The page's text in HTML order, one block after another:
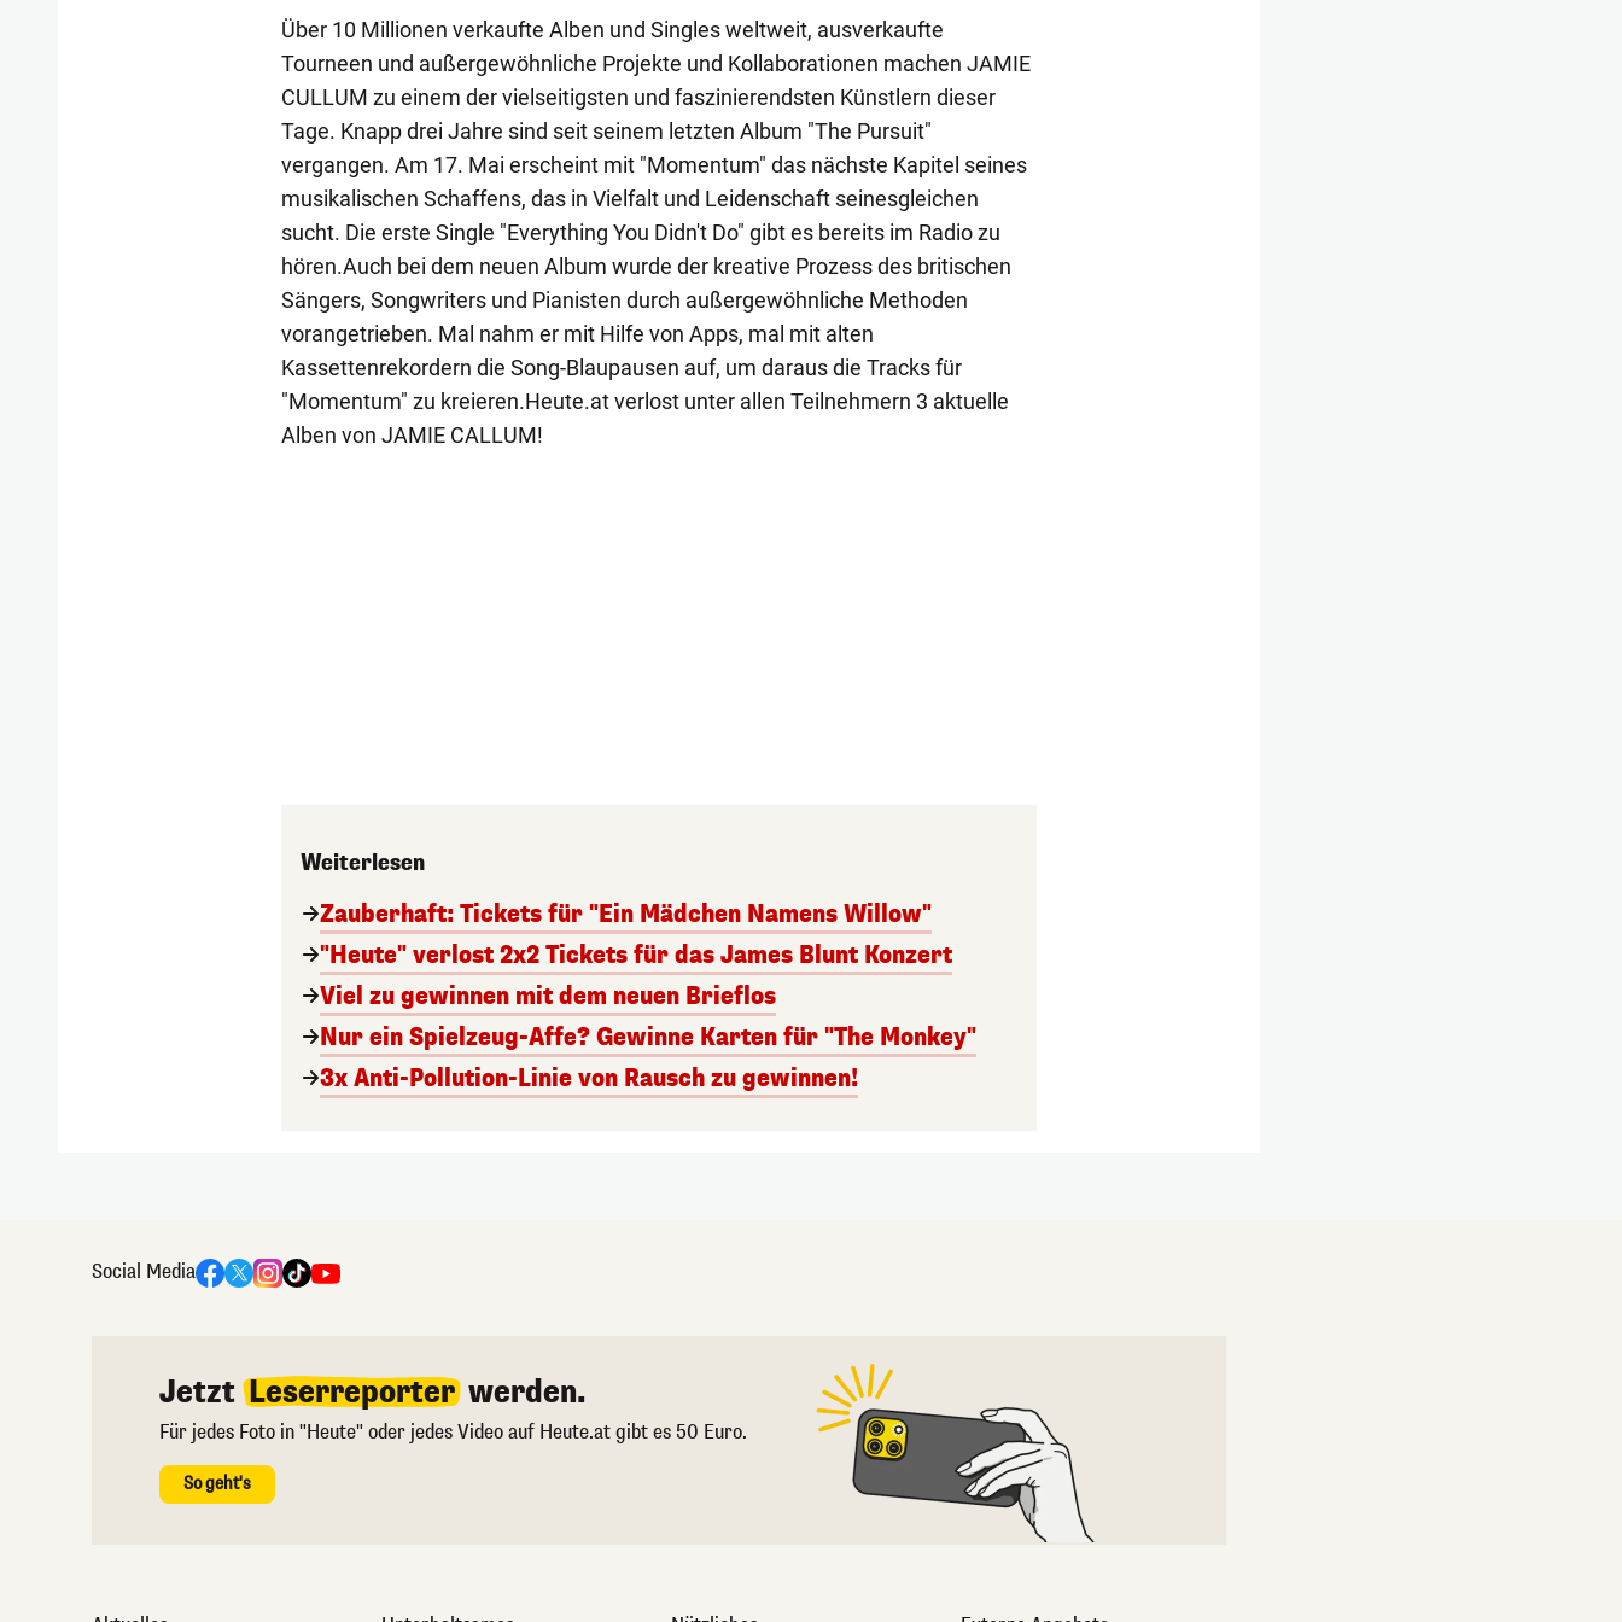
Über 10 Millionen verkaufte Alben und Singles weltweit, ausverkaufte
Tourneen und außergewöhnliche Projekte und Kollaborationen machen JAMIE
CULLUM zu einem der vielseitigsten und faszinierendsten Künstlern dieser
Tage. Knapp drei Jahre sind seit seinem letzten Album "The Pursuit"
vergangen. Am 17. Mai erscheint mit "Momentum" das nächste Kapitel seines
musikalischen Schaffens, das in Vielfalt und Leidenschaft seinesgleichen
sucht. Die erste Single "Everything You Didn't Do" gibt es bereits im Radio zu
hören.Auch bei dem neuen Album wurde der kreative Prozess des britischen
Sängers, Songwriters und Pianisten durch außergewöhnliche Methoden
vorangetrieben. Mal nahm er mit Hilfe von Apps, mal mit alten
Kassettenrekordern die Song-Blaupausen auf, um daraus die Tracks für
"Momentum" zu kreieren.Heute.at verlost unter allen Teilnehmern 3 aktuelle
Alben von JAMIE CALLUM!
Weiterlesen
Zauberhaft: Tickets für "Ein Mädchen Namens Willow"
"Heute" verlost 2x2 Tickets für das James Blunt Konzert
Viel zu gewinnen mit dem neuen Brieflos
Nur ein Spielzeug-Affe? Gewinne Karten für "The Monkey"
3x Anti-Pollution-Linie von Rausch zu gewinnen!
Social Media
Jetzt Leserreporter werden.
Für jedes Foto in "Heute" oder jedes Video auf Heute.at gibt es 50 Euro.
So geht's